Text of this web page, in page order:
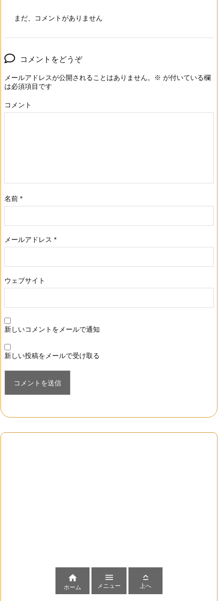
まだ、コメントがありません
コメントをどうぞ
メールアドレスが公開されることはありません。 ※ が付いている欄
は必須項目です
コメント
名前 *
メールアドレス *
ウェブサイト
新しいコメントをメールで通知
新しい投稿をメールで受け取る

ホーム

メニュー

上へ